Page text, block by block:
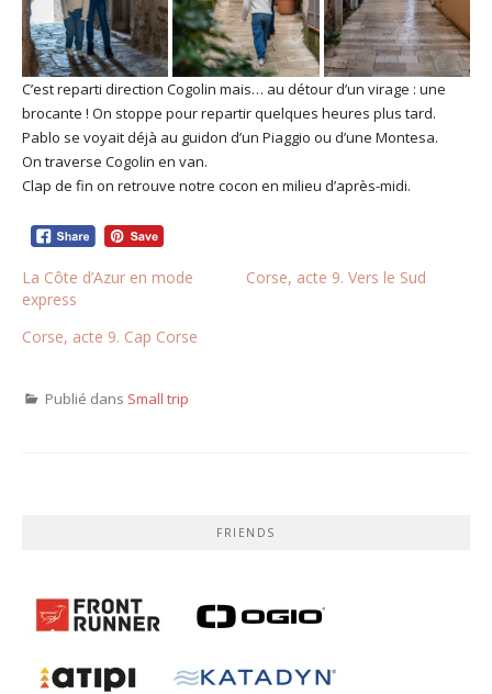
C’est reparti direction Cogolin mais… au détour d’un virage : une
brocante ! On stoppe pour repartir quelques heures plus tard.
Pablo se voyait déjà au guidon d’un Piaggio ou d’une Montesa.
On traverse Cogolin en van.
Clap de fin on retrouve notre cocon en milieu d’après-midi.
La Côte d’Azur en mode
express
Corse, acte 9. Vers le Sud
Corse, acte 9. Cap Corse
Publié dans Small trip
FRIENDS